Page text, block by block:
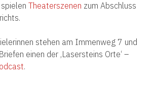
Theaterszenen zum Abschluss
stehen am Immenweg 7 und
einen der ‚Lasersteins Orte‘ –
.